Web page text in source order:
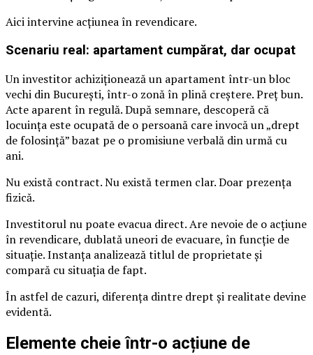
Aici intervine acțiunea în revendicare.
Scenariu real: apartament cumpărat, dar ocupat
Un investitor achiziționează un apartament într-un bloc
vechi din București, într-o zonă în plină creștere. Preț bun.
Acte aparent în regulă. După semnare, descoperă că
locuința este ocupată de o persoană care invocă un „drept
de folosință” bazat pe o promisiune verbală din urmă cu
ani.
Nu există contract. Nu există termen clar. Doar prezența
fizică.
Investitorul nu poate evacua direct. Are nevoie de o acțiune
în revendicare, dublată uneori de evacuare, în funcție de
situație. Instanța analizează titlul de proprietate și
compară cu situația de fapt.
În astfel de cazuri, diferența dintre drept și realitate devine
evidentă.
Elemente cheie într-o acțiune de